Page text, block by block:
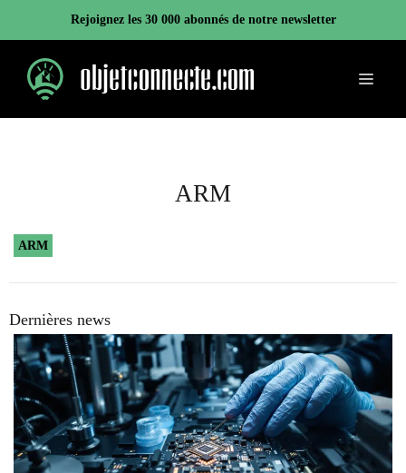
contenu
Rejoignez les 30 000 abonnés de notre newsletter
Menu
ARM
ARM
Dernières news